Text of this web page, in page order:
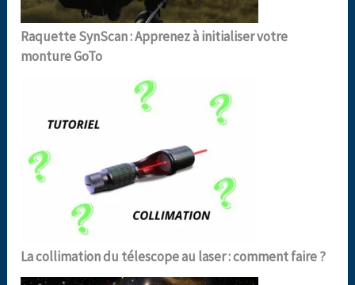
Raquette SynScan : Apprenez à initialiser votre
monture GoTo
La collimation du télescope au laser : comment faire ?